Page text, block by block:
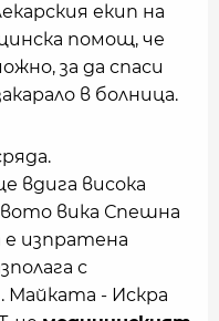
екип на
помощ, че
за да спаси
в болница.
вдига висока
вика Спешна
изпратена
с
Майката - Искра